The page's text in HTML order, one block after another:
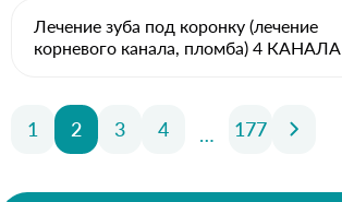
Лечение зуба под коронку (лечение
корневого канала, пломба) 4 КАНАЛА
1 2 3 4 … 177